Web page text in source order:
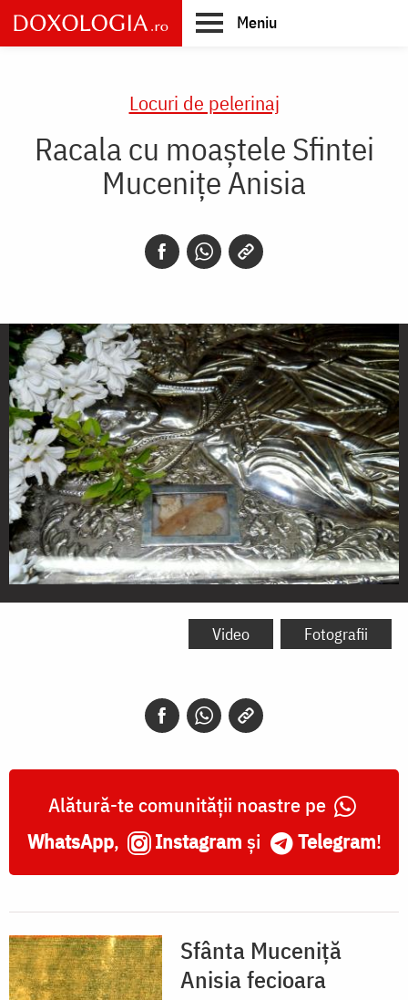
Skip
to
main
Meniu
Locuri de pelerinaj
Racala cu moaștele Sfintei
Mucenițe Anisia
Racla
Catedrala
Mare
Mucenic
Dimitrie
Video Fotografii
Alătură-te comunității noastre pe
WhatsApp, Instagram și Telegram!
Sfânta Muceniță
Anisia fecioara